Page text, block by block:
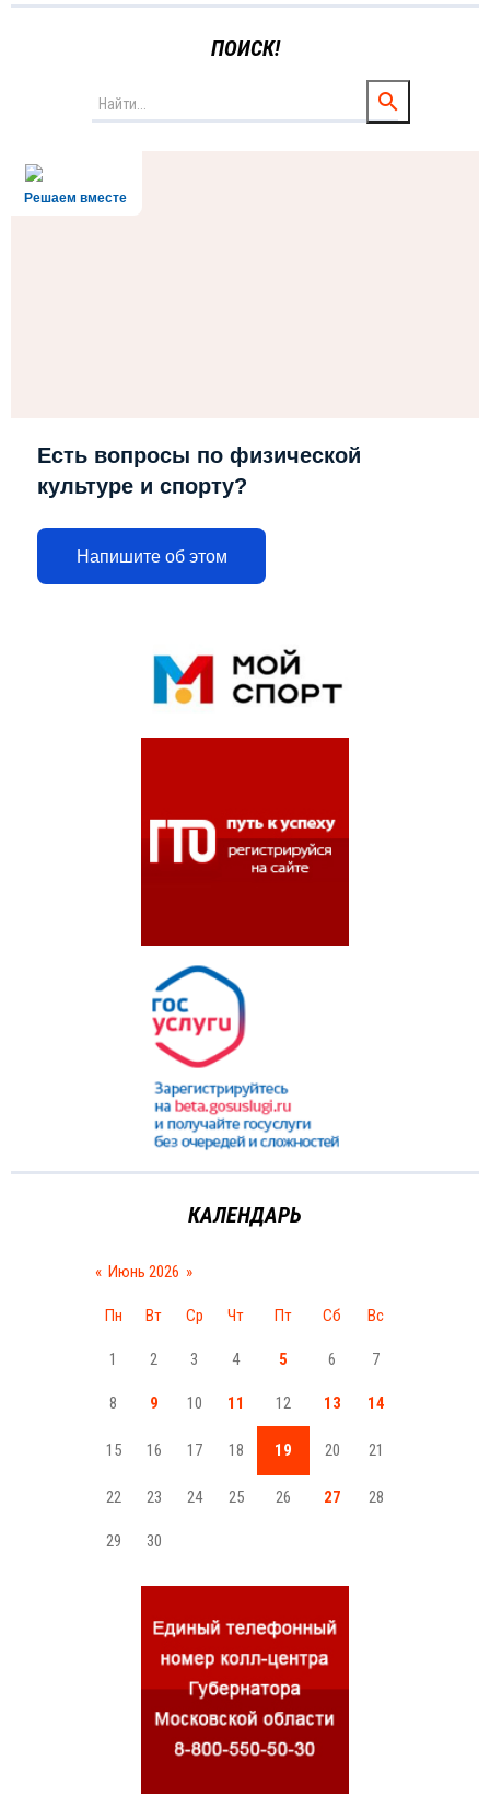
ПОИСК!
Решаем вместе
Есть вопросы по физической
культуре и спорту?
Напишите об этом
КАЛЕНДАРЬ
« Июнь 2026 »
Пн Вт Ср Чт Пт Сб Вс
1 2 3 4 5 6 7
8 9 10 11 12 13 14
15 16 17 18 19 20 21
22 23 24 25 26 27 28
29 30